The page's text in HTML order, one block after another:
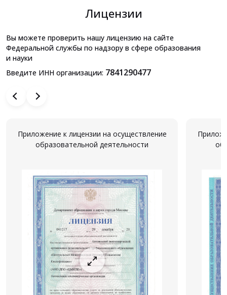
Лицензии
Вы можете проверить нашу лицензию на сайте
Федеральной службы по надзору в сфере образования
и науки
Введите ИНН организации: 7841290477
Приложение к лицензии на осуществление
образовательной деятельности